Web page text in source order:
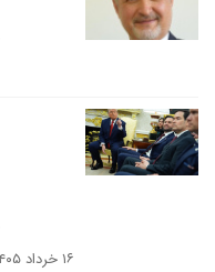
۱۶ خرداد ۱۴۰۵